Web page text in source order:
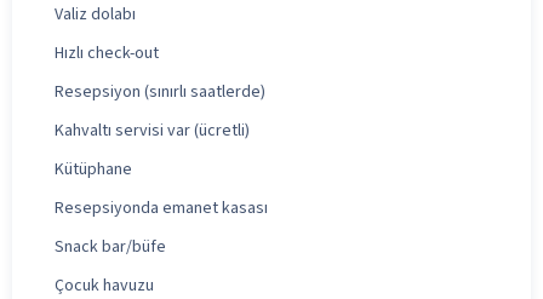
Valiz dolabı
Hızlı check-out
Resepsiyon (sınırlı saatlerde)
Kahvaltı servisi var (ücretli)
Kütüphane
Resepsiyonda emanet kasası
Snack bar/büfe
Çocuk havuzu